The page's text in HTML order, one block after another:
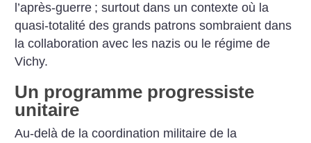
l’après-guerre ; surtout dans un contexte où la
quasi-totalité des grands patrons sombraient dans
la collaboration avec les nazis ou le régime de
Vichy.
Un programme progressiste
unitaire
Au-delà de la coordination militaire de la